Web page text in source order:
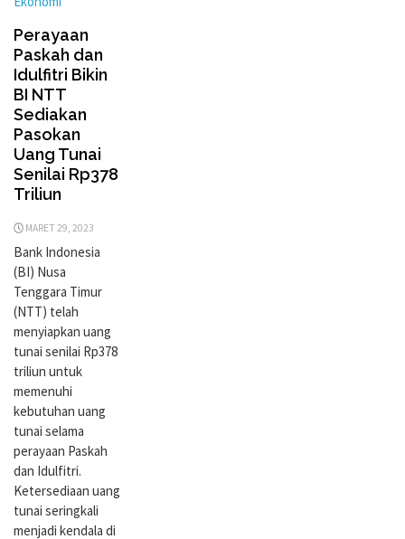
Perayaan
Paskah dan
Idulfitri Bikin
BI NTT
Sediakan
Pasokan
Uang Tunai
Senilai Rp378
Triliun
MARET 29, 2023
Bank Indonesia
(BI) Nusa
Tenggara Timur
(NTT) telah
menyiapkan uang
tunai senilai Rp378
triliun untuk
memenuhi
kebutuhan uang
tunai selama
perayaan Paskah
dan Idulfitri.
Ketersediaan uang
tunai seringkali
menjadi kendala di